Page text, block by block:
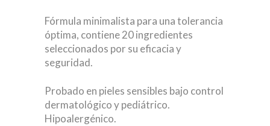
Fórmula minimalista para una tolerancia
óptima, contiene 20 ingredientes
seleccionados por su eficacia y
seguridad.
Probado en pieles sensibles bajo control
dermatológico y pediátrico.
Hipoalergénico.